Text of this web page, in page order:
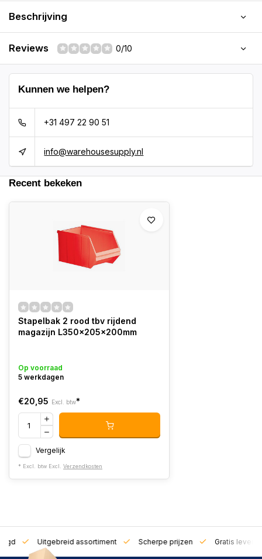
Beschrijving
Reviews 0/10
Kunnen we helpen?
+31 497 22 90 51
info@warehousesupply.nl
Recent bekeken
Stapelbak 2 rood tbv rijdend
magazijn L350x205x200mm
Op voorraad
5 werkdagen
€20,95 Excl. btw*
Vergelijk
* Excl. btw Excl. Verzendkosten
Uitgebreid assortiment Scherpe prijzen Gratis